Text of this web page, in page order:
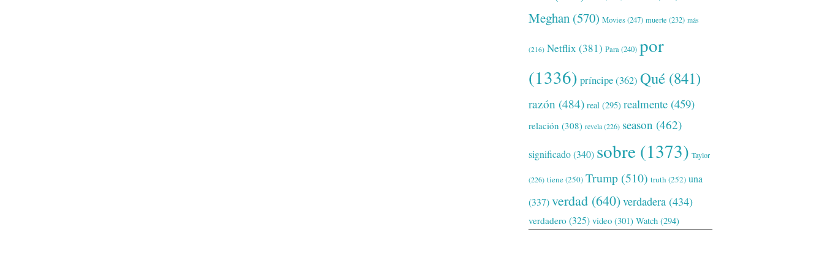
Meghan (570) Movies(247) muerte (232) más
(216) Netflix (381) Para(240) por
(1336) príncipe(362) Qué (841)
razón (484) real (295) realmente (459)
relación (308) revela(226) season (462)
significado(340) sobre (1373) Taylor
(226) tiene(250) Trump (510) truth (252) una
(337)verdad (640)verdadera (434)
verdadero (325) video (301) Watch (294)